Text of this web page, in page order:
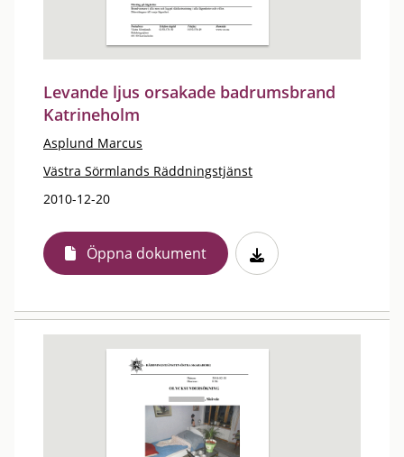
Levande ljus orsakade badrumsbrand
Katrineholm
Asplund Marcus
Västra Sörmlands Räddningstjänst
2010-12-20
Öppna dokument